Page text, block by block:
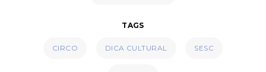
TAGS
CIRCO DICA CULTURAL SESC